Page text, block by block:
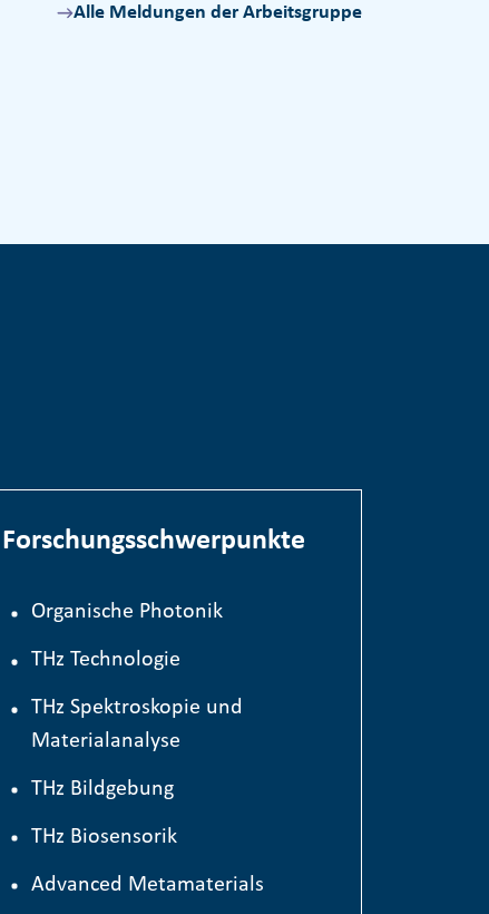
Alle Meldungen der Arbeitsgruppe
Forschungsschwerpunkte
Organische Photonik
THz Technologie
THz Spektroskopie und
Materialanalyse
THz Bildgebung
THz Biosensorik
Advanced Metamaterials